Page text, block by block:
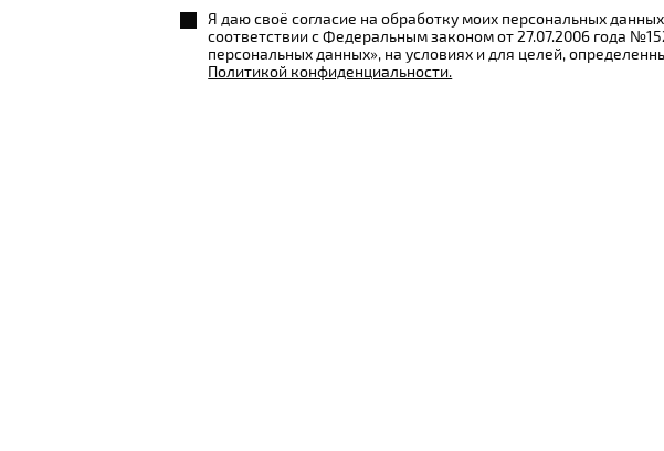
Я даю своё согласие на обработку моих персональных
соответствии с Федеральным законом от 27.07.2006 года
персональных данных», на условиях и для целей,
Политикой конфиденциальности.